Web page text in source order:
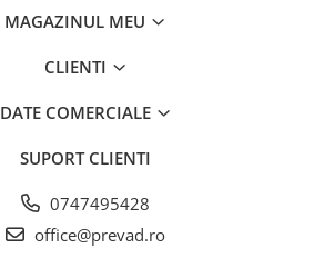
MAGAZINUL MEU
CLIENTI
DATE COMERCIALE
SUPORT CLIENTI
0747495428
office@prevad.ro